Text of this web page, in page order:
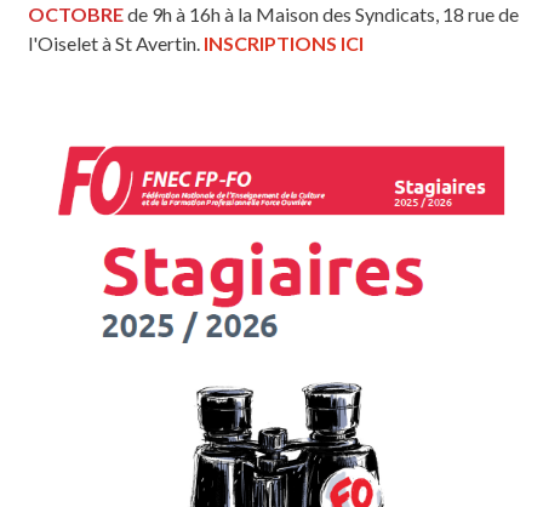
OCTOBREde 9h à 16h à la Maison des Syndicats, 18 rue de
l'Oiselet à St Avertin. INSCRIPTIONS ICI